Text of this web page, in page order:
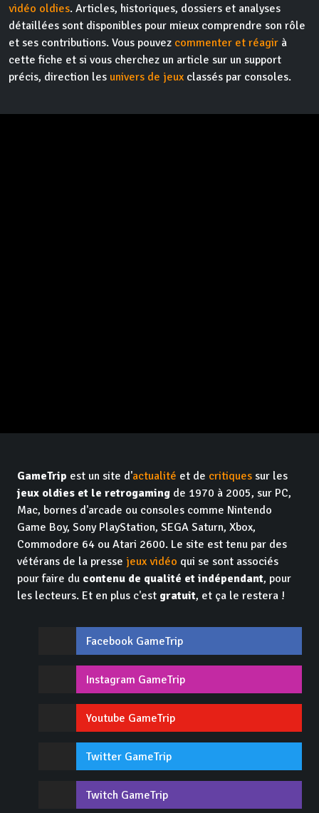
vidéo oldies. Articles, historiques, dossiers et analyses
détaillées sont disponibles pour mieux comprendre son rôle
et ses contributions. Vous pouvez commenter et réagir à
cette fiche et si vous cherchez un article sur un support
précis, direction les univers de jeux classés par consoles.
GameTrip est un site d'actualité et de critiques sur les
jeux oldies et le retrogaming de 1970 à 2005, sur PC,
Mac, bornes d'arcade ou consoles comme Nintendo
Game Boy, Sony PlayStation, SEGA Saturn, Xbox,
Commodore 64 ou Atari 2600. Le site est tenu par des
vétérans de la presse jeux vidéo qui se sont associés
pour faire du contenu de qualité et indépendant, pour
les lecteurs. Et en plus c'est gratuit, et ça le restera !
Facebook GameTrip
Instagram GameTrip
Youtube GameTrip
Twitter GameTrip
Twitch GameTrip